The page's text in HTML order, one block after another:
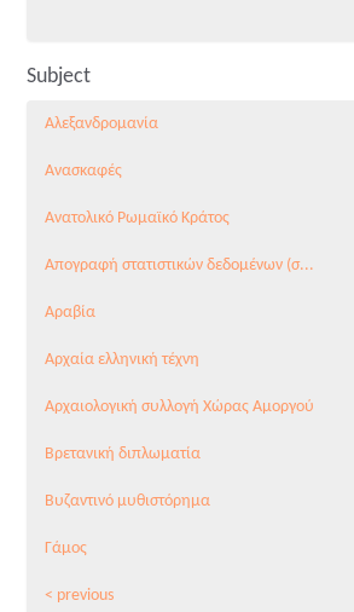
Subject
Αλεξανδρομανία
Ανασκαφές
Ανατολικό Ρωμαϊκό Κράτος
Απογραφή στατιστικών δεδομένων (σ...
Αραβία
Αρχαία ελληνική τέχνη
Αρχαιολογική συλλογή Χώρας Αμοργού
Βρετανική διπλωματία
Βυζαντινό μυθιστόρημα
Γάμος
< previous